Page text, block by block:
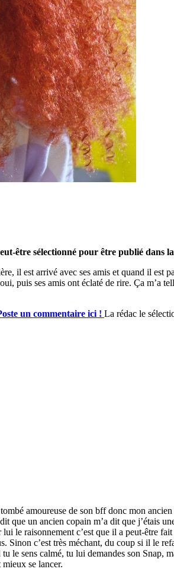
être sélectionné pour être publié dans
il est arrivé avec ses amis et quand il est
puis ses amis ont éclaté de rire. Ça m’a
un commentaire ici ! La rédac le
amoureuse de son bff donc mon
que un ancien copain m’a dit que j’étais
le raisonnement c’est que il a peut-être
Sinon c’est très méchant, du coup si il le
le sens calmé, tu lui demandes son Snap,
se lancer.